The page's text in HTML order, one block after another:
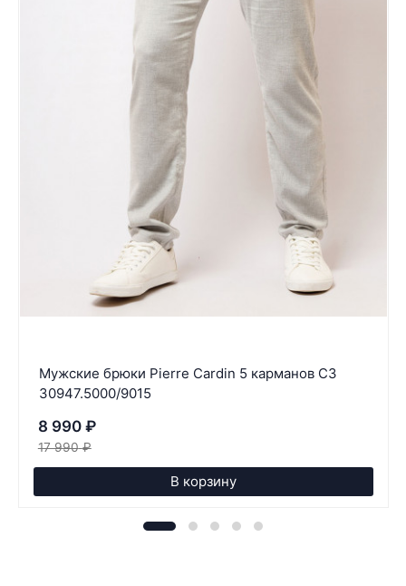
Мужские брюки Pierre Cardin 5 карманов C3
30947.5000/9015
8 990 ₽
17 990 ₽
В корзину